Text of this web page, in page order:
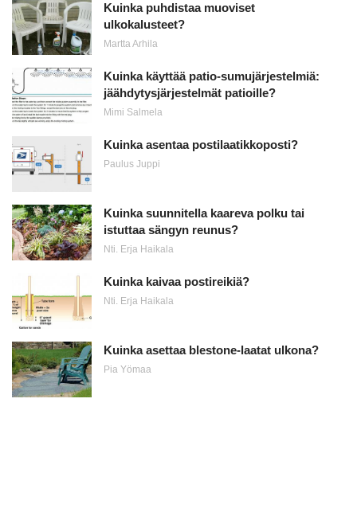
Kuinka puhdistaa muoviset
ulkokalusteet?
Martta Arhila
Kuinka käyttää patio-sumujärjestelmiä:
jäähdytysjärjestelmät patioille?
Mimi Salmela
Kuinka asentaa postilaatikkoposti?
Paulus Juppi
Kuinka suunnitella kaareva polku tai
istuttaa sängyn reunus?
Nti. Erja Haikala
Kuinka kaivaa postireikiä?
Nti. Erja Haikala
Kuinka asettaa blestone-laatat ulkona?
Pia Yömaa